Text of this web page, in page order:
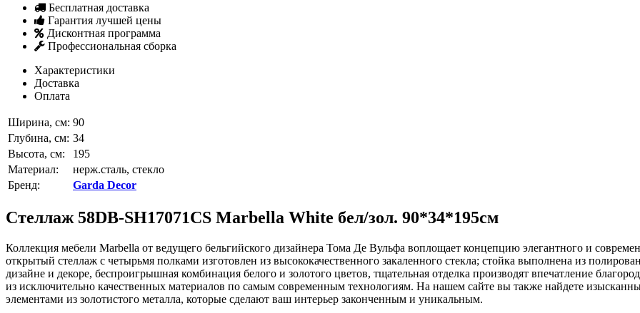
Бесплатная доставка
Гарантия лучшей цены
Дисконтная программа
Профессиональная сборка
Характеристики
Доставка
Оплата
Ширина, см: 90
Глубина, см: 34
Высота, см:
195
Материал:
нерж.сталь, стекло
Бренд:
Garda Decor
Стеллаж 58DB-SH17071CS Marbella White бел/зол. 90*34*195см
Коллекция мебели Marbella от ведущего бельгийского дизайнера Тома Де Вульфа воплощает концепцию элегантного и
открытый стеллаж с четырьмя полками изготовлен из высококачественного закаленного стекла; стойка выполнена из
дизайне и декоре, беспроигрышная комбинация белого и золотого цветов, тщательная отделка производят впечатление
из исключительно качественных материалов по самым современным технологиям. На нашем сайте вы также найдете
элементами из золотистого металла, которые сделают ваш интерьер законченным и уникальным.